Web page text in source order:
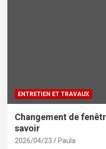
ENTRETIEN ET TRAVAUX
Changement de
savoir
2026/04/23 Paula